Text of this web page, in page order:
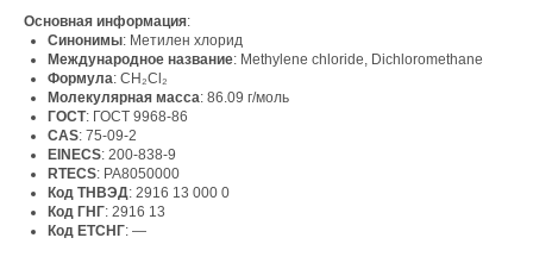
Основная информация:
Синонимы: Метилен хлорид
Международное название: Methylene chloride, Dichloromethane
Формула: CH₂Cl₂
Молекулярная масса: 86.09 г/моль
ГОСТ: ГОСТ 9968-86
CAS: 75-09-2
EINECS: 200-838-9
RTECS: PA8050000
Код ТНВЭД: 2916 13 000 0
Код ГНГ: 2916 13
Код ЕТСНГ: —